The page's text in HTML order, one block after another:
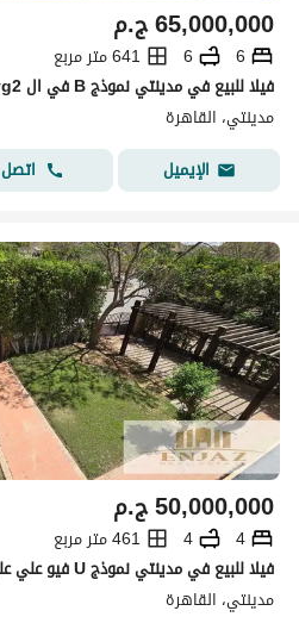
ج.م65,000,000
6
6
641 متر مربع
مدينتي، القاهرة
الإيميل
اتصل
ج.م50,000,000
4
4
461 متر مربع
مدينتي، القاهرة